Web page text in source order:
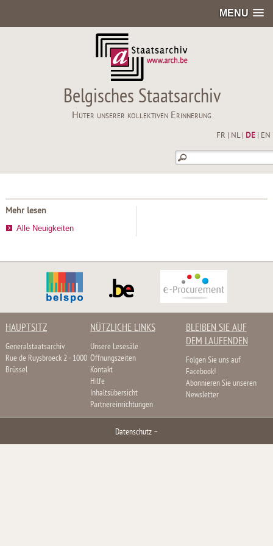
MENU
Belgisches Staatsarchiv
Hüter unserer kollektiven Erinnerung
FR NL| DE| EN
Mehr lesen
Alle Neuigkeiten
HAUPTSITZ
Generalstaatsarchiv
Rue de Ruysbroeck 2 - 1000
Brüssel
NÜTZLICHE LINKS
Unsere Lesesäle
Öffnungszeiten
Kontakt
Hilfe
Inhaltsübersicht
Partnereinrichtungen
BLEIBEN SIE AUF
DEM LAUFENDEN
Folgen Sie uns auf
Facebook!
Abonnieren Sie unseren
Newsletter
Datenschutz –